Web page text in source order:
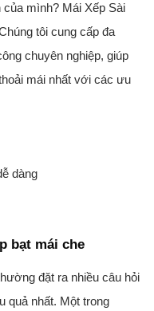
của mình? Mái Xếp Sài
tôi cung cấp đa
chuyên nghiệp, giúp
mái nhất với các ưu
dàng
bạt mái che
đặt ra nhiều câu hỏi
quả nhất. Một trong